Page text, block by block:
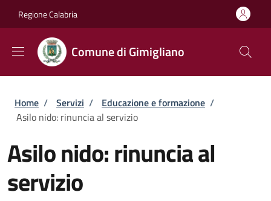
Regione Calabria
Comune di Gimigliano
Briciole di pane
Home / Servizi / Educazione e formazione /
Asilo nido: rinuncia al servizio
Asilo nido: rinuncia al
servizio